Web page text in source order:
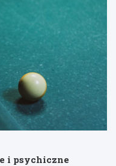
i psychiczne